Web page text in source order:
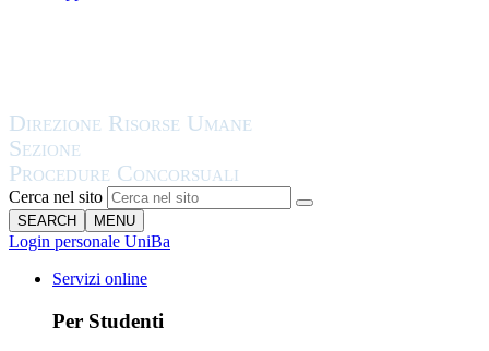
Cerca nel sito
SEARCH MENU
Login personale UniBa
Servizi online
Per Studenti